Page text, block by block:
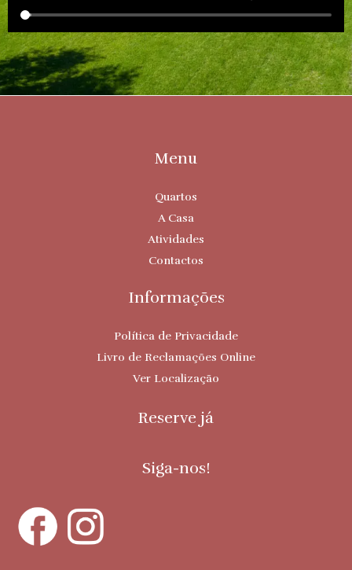
Menu
Quartos
A Casa
Atividades
Contactos
Informações
Política de Privacidade
Livro de Reclamações Online
Ver Localização
Reserve já
Siga-nos!